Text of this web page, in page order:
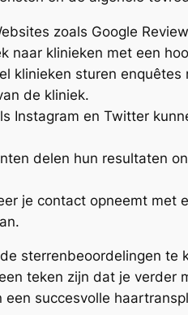
zoals Google
naar klinieken met een
klinieken sturen
de kliniek.
Instagram en Twitter
delen hun resultaten
je contact opneemt met
sterrenbeoordelingen
teken zijn dat je verder
succesvolle